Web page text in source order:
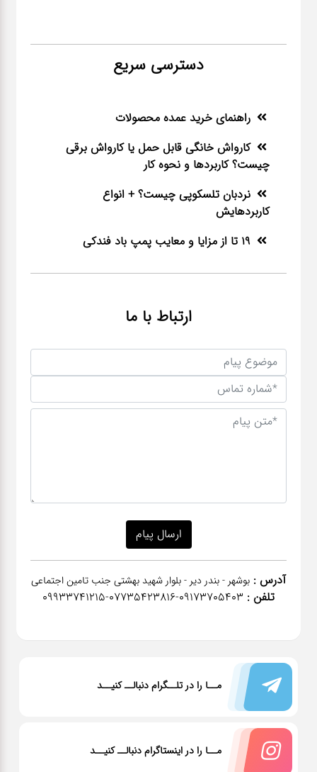
دسترسی سریع
راهنمای خرید عمده محصولات
کارواش خانگی قابل حمل یا کارواش برقی
چیست؟ کاربردها و نحوه کار
نردبان تلسکوپی چیست؟ + انواع
کاربردهایش
19 تا از مزایا و معایب پمپ باد فندکی
ارتباط با ما
آدرس : بوشهر - بندر دیر - بلوار شهید بهشتی جنب تامین اجتماعی
تلفن : ٠٩١٧٣٧٠٥٤٠٣-07735423816-09933741215
مــا را در تلــگرام دنبالــ کنیــد
مــا را در اینستاگرام دنبالــ کنیــد